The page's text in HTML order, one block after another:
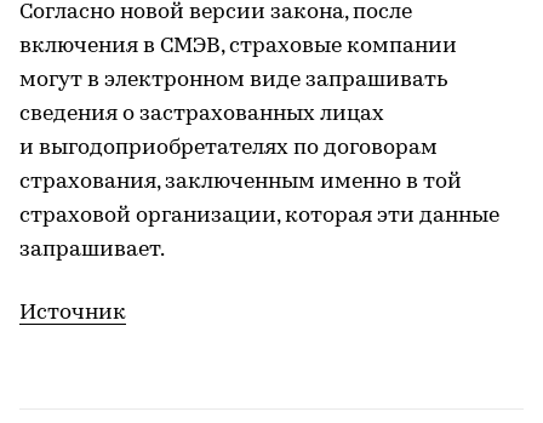
Согласно новой версии закона, после
включения в СМЭВ, страховые компании
могут в электронном виде запрашивать
сведения о застрахованных лицах
и выгодоприобретателях по договорам
страхования, заключенным именно в той
страховой организации, которая эти данные
запрашивает.
Источник